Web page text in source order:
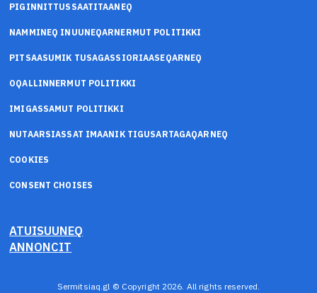
PIGINNITTUSSAATITAANEQ
NAMMINEQ INUUNEQARNERMUT POLITIKKI
PITSAASUMIK TUSAGASSIORIAASEQARNEQ
OQALLINNERMUT POLITIKKI
IMIGASSAMUT POLITIKKI
NUTAARSIASSAT IMAANIK TIGUSARTAGAQARNEQ
COOKIES
CONSENT CHOISES
ATUISUUNEQ
ANNONCIT
Sermitsiaq.gl © Copyright 2026. All rights reserved.